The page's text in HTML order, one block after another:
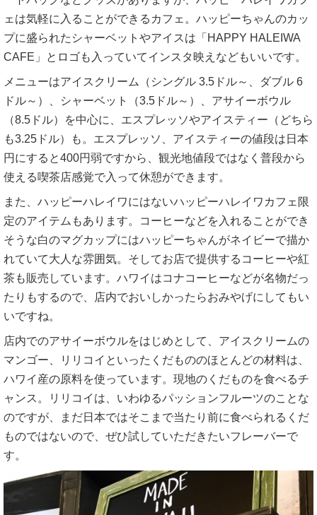
ェは気軽に入ることができるカフェ。ハッピーちゃんのカッ
プに盛られたシャーベットやアイスは「HAPPY HALEIWA
CAFE」とロゴも入っていてインスタ映えなどもいいです。
メニューはアイスクリーム（シングル 3.5ドル～、ダブル 6
ドル～）、シャーベット（3.5ドル～）、アサイーボウル
（8.5ドル）を中心に、エスプレッソやアイスティー（どちら
も3.25ドル）も。エスプレッソ、アイスティーの値段は日本
円にすると400円弱ですから、観光地値段ではなく普段から
使える喫茶店感覚で入って休憩ができます。
また、ハッピーハレイワにはないハッピーハレイワカフェ限
定のアイテムもあります。コーヒーなどを入れることができ
そうな白のマグカップにはハッピーちゃんがネイビーで描か
れていて大人な雰囲気。そしてお店で提供するコーヒーや紅
茶も販売しています。ハワイはコナコーヒーなどが名物だっ
たりもするので、店内でおいしかったらおみやげにしてもい
いですね。
店内でのアサイーボウルをはじめとして、アイスクリームの
マンゴー、リリコイといったくだもののほとんどの材料は、
ハワイ産の原料を使っています。現地のくだものを食べるチ
ャンス。リリコイは、いわゆるパッションフルーツのことな
のですが、まだ日本ではそこまで当たり前に食べられるくだ
ものではないので、ぜひ試していただきたいフレーバーで
す。